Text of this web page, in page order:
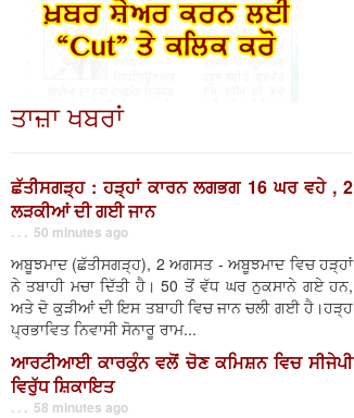
ਤਾਜ਼ਾ ਖਬਰਾਂ
ਛੱਤੀਸਗੜ੍ਹ : ਹੜ੍ਹਾਂ ਕਾਰਨ ਲਗਭਗ 16 ਘਰ ਵਹੇ , 2
ਲੜਕੀਆਂ ਦੀ ਗਈ ਜਾਨ
. . . 50 minutes ago
ਅਬੂਝਮਾਦ (ਛੱਤੀਸਗੜ੍ਹ), 2 ਅਗਸਤ - ਅਬੂਝਮਾਦ ਵਿਚ ਹੜ੍ਹਾਂ
ਨੇ ਤਬਾਹੀ ਮਚਾ ਦਿੱਤੀ ਹੈ। 50 ਤੋਂ ਵੱਧ ਘਰ ਨੁਕਸਾਨੇ ਗਏ ਹਨ,
ਅਤੇ ਦੋ ਕੁੜੀਆਂ ਦੀ ਇਸ ਤਬਾਹੀ ਵਿਚ ਜਾਨ ਚਲੀ ਗਈ ਹੈ।ਹੜ੍ਹ
ਪ੍ਰਭਾਵਿਤ ਨਿਵਾਸੀ ਸੋਨਾਰੂ ਰਾਮ...
ਆਰਟੀਆਈ ਕਾਰਕੁੰਨ ਵਲੋਂ ਚੋਣ ਕਮਿਸ਼ਨ ਵਿਚ ਸੀਜੇਪੀ
ਵਿਰੁੱਧ ਸ਼ਿਕਾਇਤ
. . . 58 minutes ago